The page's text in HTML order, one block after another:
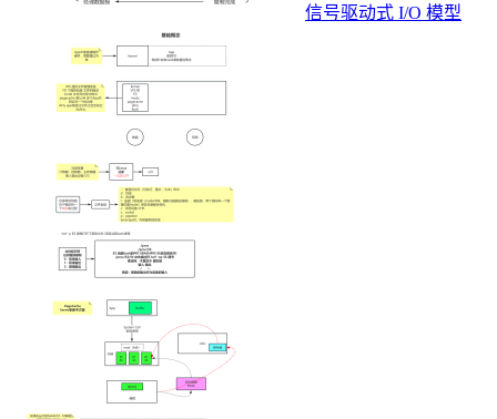
信号驱动式 I/O 模型